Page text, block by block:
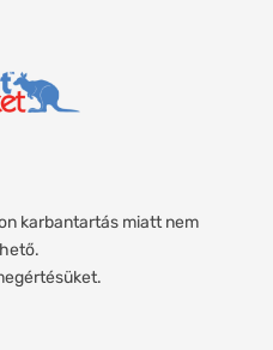
karbantartás miatt nem